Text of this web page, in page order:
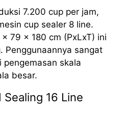
7.200 cup per jam,
cup sealer 8 line.
79 x 180 cm (PxLxT) ini
Penggunaannya sangat
pengemasan skala
besar.
16 Line